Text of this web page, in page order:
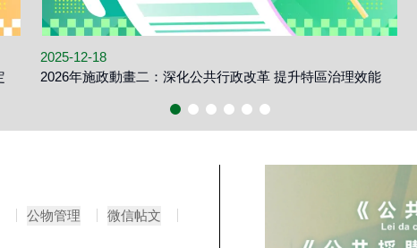
2025-12-18
2026年施政動畫二：深化公共行政改革 提升特區治理效能
公物管理
微信帖文